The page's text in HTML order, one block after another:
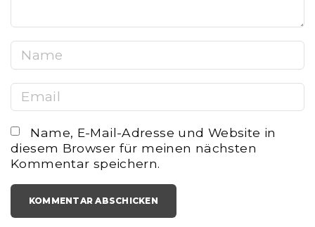
a
m
e
*
m
a
i
Name, E-Mail-Adresse und Website in
diesem Browser für meinen nächsten
Kommentar speichern.